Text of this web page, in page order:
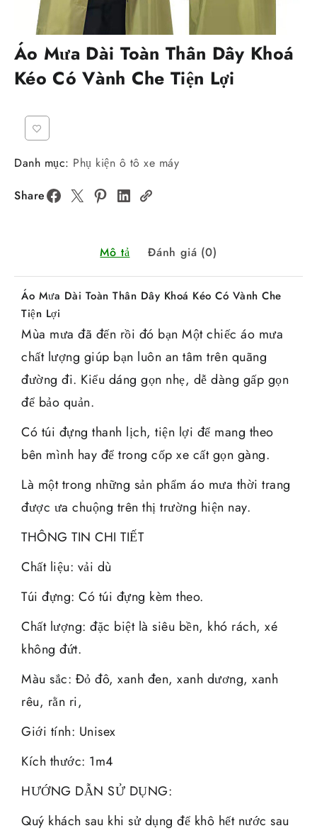
Áo Mưa Dài Toàn Thân Dây Khoá
Kéo Có Vành Che Tiện Lợi
Danh mục: Phụ kiện ô tô xe máy
Share
Mô tả Đánh giá (0)
Áo Mưa Dài Toàn Thân Dây Khoá Kéo Có Vành Che
Tiện Lợi
Mùa mưa đã đến rồi đó bạn Một chiếc áo mưa
chất lượng giúp bạn luôn an tâm trên quãng
đường đi. Kiểu dáng gọn nhẹ, dễ dàng gấp gọn
để bảo quản.
Có túi đựng thanh lịch, tiện lợi để mang theo
bên mình hay để trong cốp xe cất gọn gàng.
Là một trong những sản phẩm áo mưa thời trang
được ưa chuộng trên thị trường hiện nay.
THÔNG TIN CHI TIẾT
Chất liệu: vải dù
Túi đựng: Có túi đựng kèm theo.
Chất lượng: đặc biệt là siêu bền, khó rách, xé
không đứt.
Màu sắc: Đỏ đô, xanh đen, xanh dương, xanh
rêu, rằn ri,
Giới tính: Unisex
Kích thước: 1m4
HƯỚNG DẪN SỬ DỤNG:
Quý khách sau khi sử dụng để khô hết nước sau